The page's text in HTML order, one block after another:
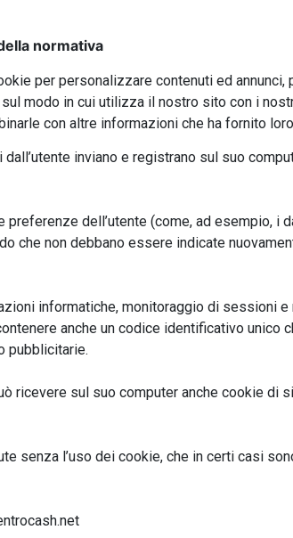
normativa
per personalizzare contenuti ed
modo in cui utilizza il nostro sito con i
con altre informazioni che ha fornito
inviano e registrano sul suo
dell’utente (come, ad esempio, i
che non debbano essere indicate
informatiche, monitoraggio di sessioni
anche un codice identificativo unico
pubblicitarie.
ricevere sul suo computer anche cookie
senza l’uso dei cookie, che in certi casi